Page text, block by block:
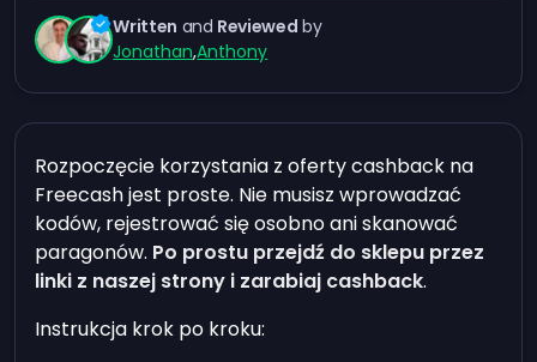
Written and Reviewed by
Jonathan,Anthony
Rozpoczęcie korzystania z oferty cashback na
Freecash jest proste. Nie musisz wprowadzać
kodów, rejestrować się osobno ani skanować
paragonów. Po prostu przejdź do sklepu przez
linki z naszej strony i zarabiaj cashback.
Instrukcja krok po kroku: